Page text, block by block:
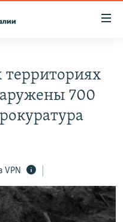
СОПРОТИВЛЕНИЯ
700
VPN